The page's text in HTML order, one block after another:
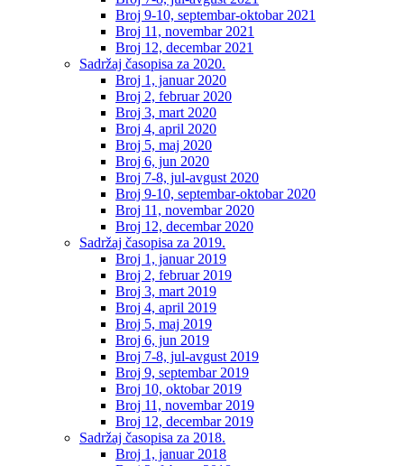
Broj 9-10, septembar-oktobar 2021
Broj 11, novembar 2021
Broj 12, decembar 2021
Sadržaj časopisa za 2020.
Broj 1, januar 2020
Broj 2, februar 2020
Broj 3, mart 2020
Broj 4, april 2020
Broj 5, maj 2020
Broj 6, jun 2020
Broj 7-8, jul-avgust 2020
Broj 9-10, septembar-oktobar 2020
Broj 11, novembar 2020
Broj 12, decembar 2020
Sadržaj časopisa za 2019.
Broj 1, januar 2019
Broj 2, februar 2019
Broj 3, mart 2019
Broj 4, april 2019
Broj 5, maj 2019
Broj 6, jun 2019
Broj 7-8, jul-avgust 2019
Broj 9, septembar 2019
Broj 10, oktobar 2019
Broj 11, novembar 2019
Broj 12, decembar 2019
Sadržaj časopisa za 2018.
Broj 1, januar 2018